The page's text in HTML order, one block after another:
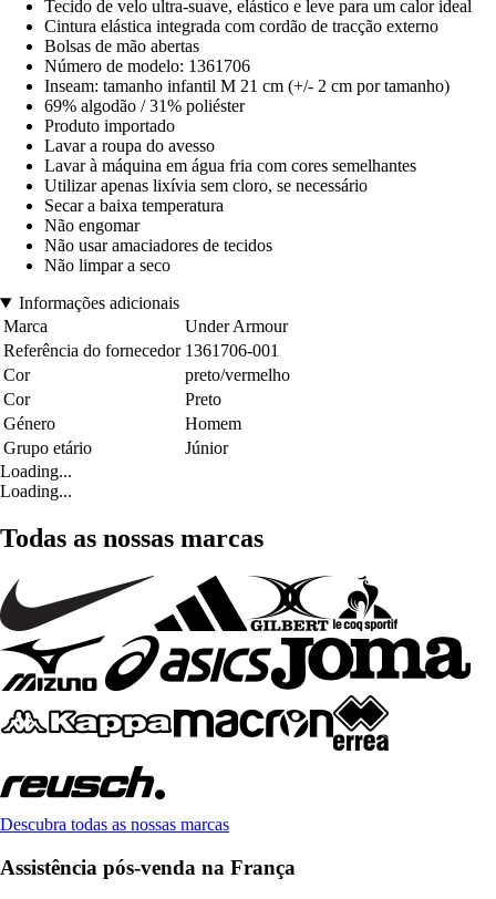
Tecido de velo ultra-suave, elástico e leve para um calor ideal
Cintura elástica integrada com cordão de tracção externo
Bolsas de mão abertas
Número de modelo: 1361706
Inseam: tamanho infantil M 21 cm (+/- 2 cm por tamanho)
69% algodão / 31% poliéster
Produto importado
Lavar a roupa do avesso
Lavar à máquina em água fria com cores semelhantes
Utilizar apenas lixívia sem cloro, se necessário
Secar a baixa temperatura
Não engomar
Não usar amaciadores de tecidos
Não limpar a seco
Informações adicionais
Marca
Under Armour
Referência do fornecedor 1361706-001
Cor
preto/vermelho
Cor
Preto
Género
Homem
Grupo etário
Júnior
Loading...
Loading...
Todas as nossas marcas
Descubra todas as nossas marcas
Assistência pós-venda na França